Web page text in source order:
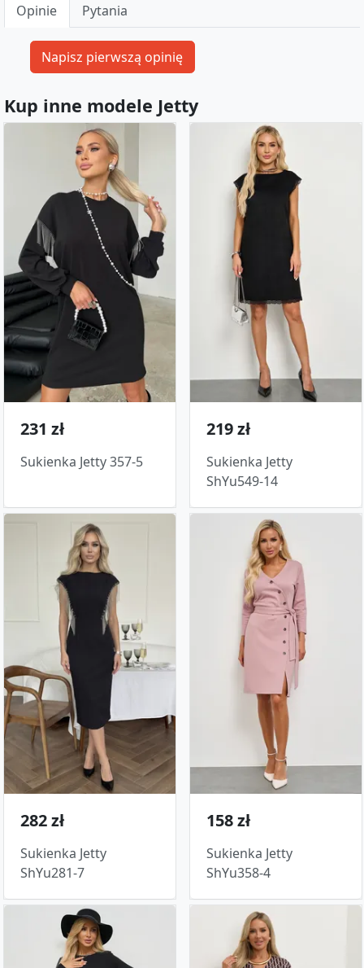
Opinie Pytania
Kup inne modele Jetty
231 zł
Sukienka Jetty 357-5
219 zł
Sukienka Jetty
ShYu549-14
282 zł
Sukienka Jetty
ShYu281-7
158 zł
Sukienka Jetty
ShYu358-4